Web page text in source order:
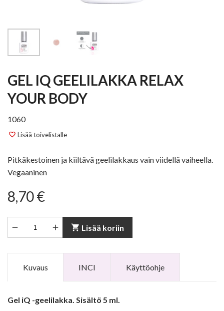
GEL IQ GEELILAKKA RELAX
YOUR BODY
1060
favorite_border Lisää toivelistalle
Pitkäkestoinen ja kiiltävä geelilakkaus vain viidellä vaiheella.
Vegaaninen
8,70 €
  shopping_cart Lisää koriin
Kuvaus INCI Käyttöohje
Gel iQ -geelilakka. Sisältö 5 ml.